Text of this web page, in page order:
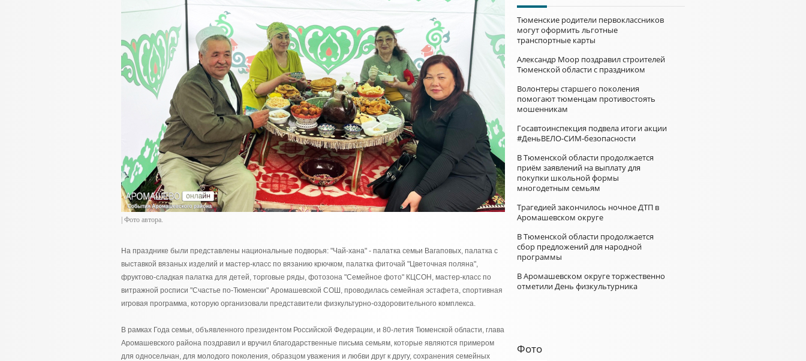
| Фото автора.
На празднике были представлены национальные подворья: "Чай-хана" - палатка семьи Вагаповых, палатка с
выставкой вязаных изделий и мастер-класс по вязанию крючком, палатка фиточай "Цветочная поляна",
фруктово-сладкая палатка для детей, торговые ряды, фотозона "Семейное фото" КЦСОН, мастер-класс по
витражной росписи "Счастье по-Тюменски" Аромашевской СОШ, проводилась семейная эстафета, спортивная
игровая программа, которую организовали представители физкультурно-оздоровительного комплекса.
В рамках Года семьи, объявленного президентом Российской Федерации, и 80-летия Тюменской области, глава
Аромашевского района поздравил и вручил благодарственные письма семьям, которые являются примером
для односельчан, для молодого поколения, образцом уважения и любви друг к другу, сохранения семейных
Тюменские родители первоклассников
могут оформить льготные
транспортные карты
Александр Моор поздравил строителей
Тюменской области с праздником
Волонтеры старшего поколения
помогают тюменцам противостоять
мошенникам
Госавтоинспекция подвела итоги акции
#ДеньВЕЛО-СИМ-безопасности
В Тюменской области продолжается
приём заявлений на выплату для
покупки школьной формы
многодетным семьям
Трагедией закончилось ночное ДТП в
Аромашевском округе
В Тюменской области продолжается
сбор предложений для народной
программы
В Аромашевском округе торжественно
отметили День физкультурника
Фото